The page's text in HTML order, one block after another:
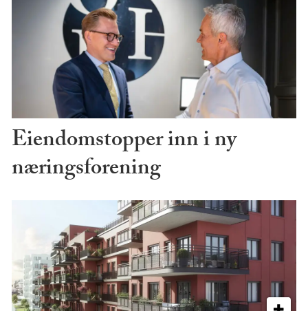
Eiendomstopper inn i ny
næringsforening